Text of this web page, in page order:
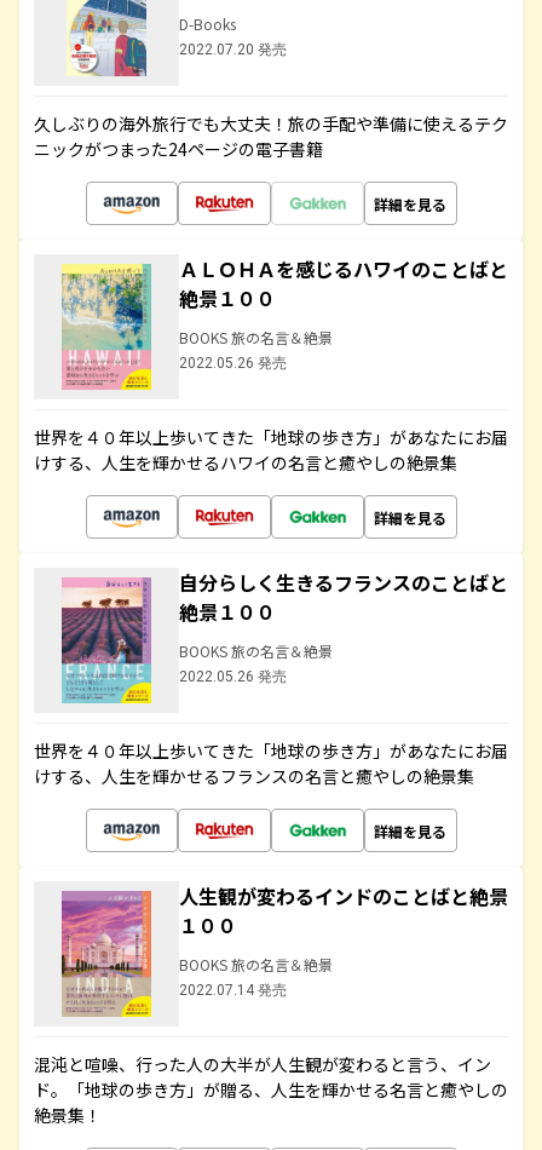
D-Books
2022.07.20 発売
久しぶりの海外旅行でも大丈夫！旅の手配や準備に使えるテク
ニックがつまった24ページの電子書籍
詳細を見る
ＡＬＯＨＡを感じるハワイのことばと
絶景１００
BOOKS 旅の名言＆絶景
2022.05.26 発売
世界を４０年以上歩いてきた「地球の歩き方」があなたにお届
けする、人生を輝かせるハワイの名言と癒やしの絶景集
詳細を見る
自分らしく生きるフランスのことばと
絶景１００
BOOKS 旅の名言＆絶景
2022.05.26 発売
世界を４０年以上歩いてきた「地球の歩き方」があなたにお届
けする、人生を輝かせるフランスの名言と癒やしの絶景集
詳細を見る
人生観が変わるインドのことばと絶景
１００
BOOKS 旅の名言＆絶景
2022.07.14 発売
混沌と喧噪、行った人の大半が人生観が変わると言う、イン
ド。「地球の歩き方」が贈る、人生を輝かせる名言と癒やしの
絶景集！